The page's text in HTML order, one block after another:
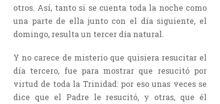
otros. Así, tanto si se cuenta toda la noche como
una parte de ella junto con el día siguiente, el
domingo, resulta un tercer día natural.
Y no carece de misterio que quisiera resucitar el
día tercero, fue para mostrar que resucitó por
virtud de toda la Trinidad: por eso unas veces se
dice que el Padre le resucitó, y otras, que él